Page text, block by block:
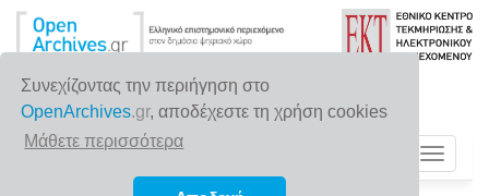
Συνεχίζοντας την περιήγηση στο
OpenArchives.gr, αποδέχεστε τη χρήση cookies
Μάθετε περισσότερα
Toggle